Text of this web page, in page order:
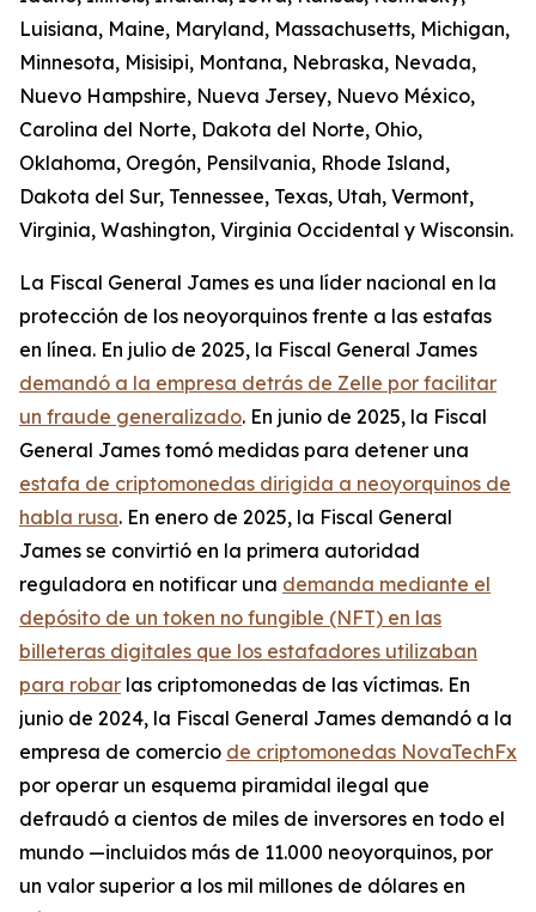
Luisiana, Maine, Maryland, Massachusetts, Michigan,
Minnesota, Misisipi, Montana, Nebraska, Nevada,
Nuevo Hampshire, Nueva Jersey, Nuevo México,
Carolina del Norte, Dakota del Norte, Ohio,
Oklahoma, Oregón, Pensilvania, Rhode Island,
Dakota del Sur, Tennessee, Texas, Utah, Vermont,
Virginia, Washington, Virginia Occidental y Wisconsin.
La Fiscal General James es una líder nacional en la
protección de los neoyorquinos frente a las estafas
en línea. En julio de 2025, la Fiscal General James
demandó a la empresa detrás de Zelle por facilitar
un fraude generalizado. En junio de 2025, la Fiscal
General James tomó medidas para detener una
estafa de criptomonedas dirigida a neoyorquinos de
habla rusa. En enero de 2025, la Fiscal General
James se convirtió en la primera autoridad
reguladora en notificar una demanda mediante el
depósito de un token no fungible (NFT) en las
billeteras digitales que los estafadores utilizaban
para robar las criptomonedas de las víctimas. En
junio de 2024, la Fiscal General James demandó a la
empresa de comercio de criptomonedas NovaTechFx
por operar un esquema piramidal ilegal que
defraudó a cientos de miles de inversores en todo el
mundo —incluidos más de 11.000 neoyorquinos, por
un valor superior a los mil millones de dólares en